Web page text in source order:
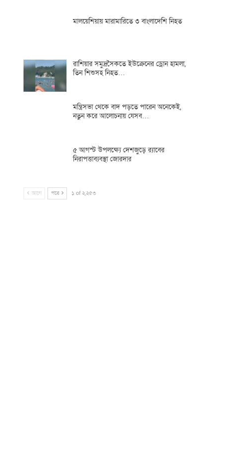
মালয়েশিয়ায় মারামারিতে ৩ বাংলাদেশি নিহত
রাশিয়ার সমুদ্রসৈকতে ইউক্রেনের ড্রোন হামলা,
তিন শিশুসহ নিহত…
মন্ত্রিসভা থেকে বাদ পড়তে পারেন অনেকেই,
নতুন করে আলোচনায় যেসব…
৫ আগস্ট উপলক্ষ্যে দেশজুড়ে র‌্যাবের
নিরাপত্তাব্যবস্থা জোরদার
আগে পরে ১ of ২,২৫৩